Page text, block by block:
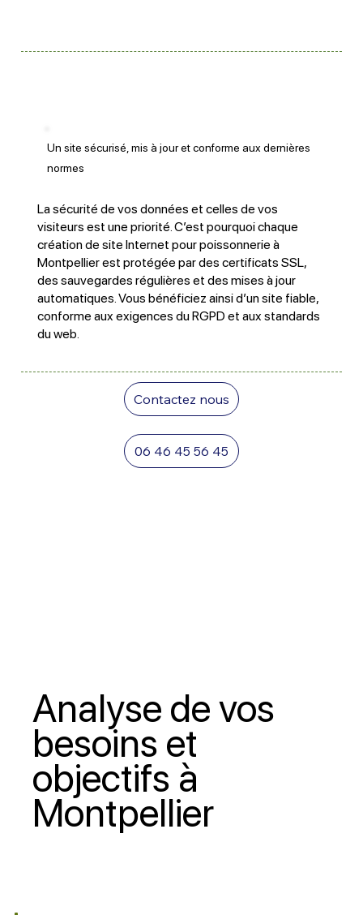
Un site sécurisé, mis à jour et conforme aux dernières
normes
La sécurité de vos données et celles de vos
visiteurs est une priorité. C’est pourquoi chaque
création de site Internet pour poissonnerie à
Montpellier est protégée par des certificats SSL,
des sauvegardes régulières et des mises à jour
automatiques. Vous bénéficiez ainsi d’un site fiable,
conforme aux exigences du RGPD et aux standards
du web.
Contactez nous
06 46 45 56 45
Analyse de vos
besoins et
objectifs à
Montpellier